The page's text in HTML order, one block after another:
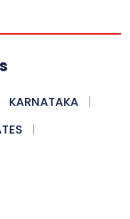
KARNATAKA